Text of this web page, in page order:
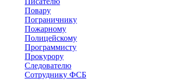
Повару
Пограничнику
Пожарному
Полицейскому
Программисту
Прокурору
Следователю
Сотруднику ФСБ